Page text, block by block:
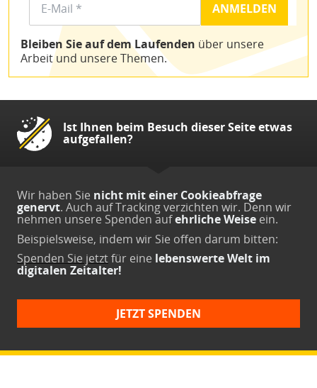
Bleiben Sie auf dem Laufenden über unsere
Arbeit und unsere Themen.
Ist Ihnen beim Besuch dieser Seite etwas
aufgefallen?
Wir haben Sie nicht mit einer Cookieabfrage
genervt. Auch auf Tracking verzichten wir. Denn wir
nehmen unsere Spenden aufehrliche Weise ein.
Beispielsweise, indem wir Sie offen darum bitten:
Spenden Sie jetztfür eine lebenswerte Welt im
digitalen Zeitalter!
JETZT SPENDEN